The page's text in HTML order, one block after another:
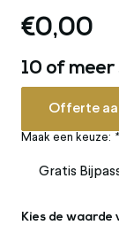
€0,00
10 of
Offerte
Maak een keuze: *
Kies de waarde